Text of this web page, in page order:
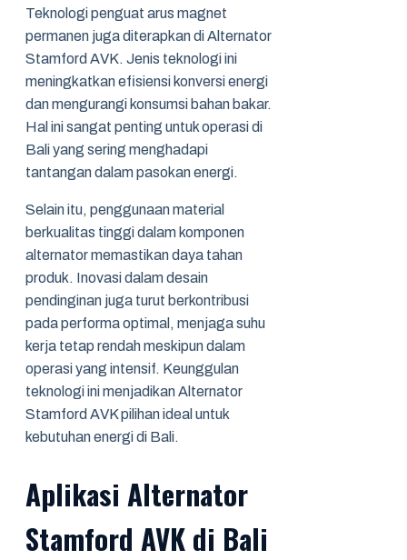
Teknologi penguat arus magnet
permanen juga diterapkan di Alternator
Stamford AVK. Jenis teknologi ini
meningkatkan efisiensi konversi energi
dan mengurangi konsumsi bahan bakar.
Hal ini sangat penting untuk operasi di
Bali yang sering menghadapi
tantangan dalam pasokan energi.
Selain itu, penggunaan material
berkualitas tinggi dalam komponen
alternator memastikan daya tahan
produk. Inovasi dalam desain
pendinginan juga turut berkontribusi
pada performa optimal, menjaga suhu
kerja tetap rendah meskipun dalam
operasi yang intensif. Keunggulan
teknologi ini menjadikan Alternator
Stamford AVK pilihan ideal untuk
kebutuhan energi di Bali.
Aplikasi Alternator
Stamford AVK di Bali